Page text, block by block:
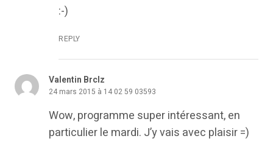
:-)
REPLY
Valentin Brclz
24 mars 2015 à 14 02 59 03593
Wow, programme super intéressant, en
particulier le mardi. J’y vais avec plaisir =)